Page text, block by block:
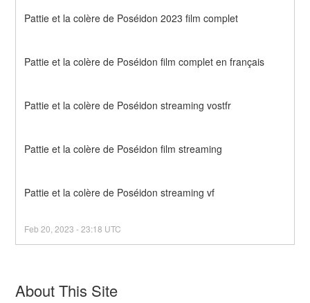
Pattie et la colère de Poséidon 2023 film complet
Pattie et la colère de Poséidon film complet en français
Pattie et la colère de Poséidon streaming vostfr
Pattie et la colère de Poséidon film streaming
Pattie et la colère de Poséidon streaming vf
Feb20 ,2023 -23:18 UTC
About This Site